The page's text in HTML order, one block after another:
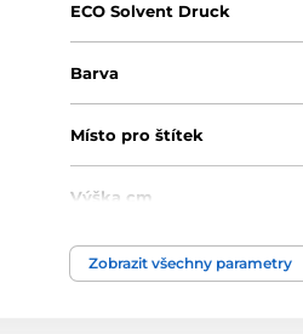
ECO Solvent Druck
Barva
Místo pro štítek
Výška cm
Motiv
Zobrazit všechny parametry